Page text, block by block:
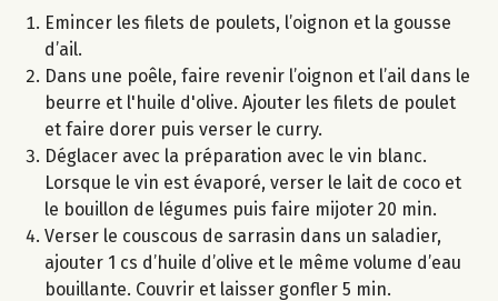
Emincer les filets de poulets, l’oignon et la gousse
d’ail.
Dans une poêle, faire revenir l’oignon et l’ail dans le
beurre et l'huile d'olive. Ajouter les filets de poulet
et faire dorer puis verser le curry.
Déglacer avec la préparation avec le vin blanc.
Lorsque le vin est évaporé, verser le lait de coco et
le bouillon de légumes puis faire mijoter 20 min.
Verser le couscous de sarrasin dans un saladier,
ajouter 1 cs d’huile d’olive et le même volume d’eau
bouillante. Couvrir et laisser gonfler 5 min.